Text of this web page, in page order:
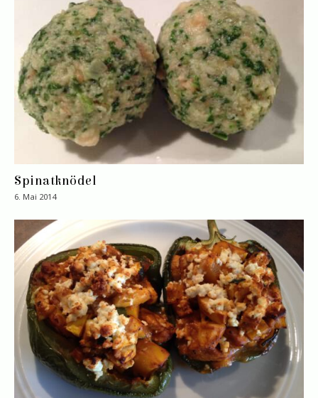
Spinatknödel
6. Mai 2014